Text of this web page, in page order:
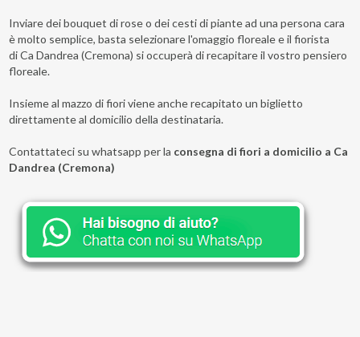
Inviare dei bouquet di rose o dei cesti di piante ad una persona cara
è molto semplice, basta selezionare l'omaggio floreale e il fiorista
di Ca Dandrea (Cremona) si occuperà di recapitare il vostro pensiero
floreale.
Insieme al mazzo di fiori viene anche recapitato un biglietto
direttamente al domicilio della destinataria.
Contattateci su whatsapp per la consegna di fiori a domicilio a Ca
Dandrea (Cremona)